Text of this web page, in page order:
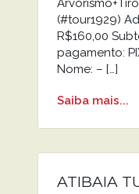
(#tour1929)
R$160,00
pagamento:
Nome: – […]
Saiba mais...
ATIBAIA